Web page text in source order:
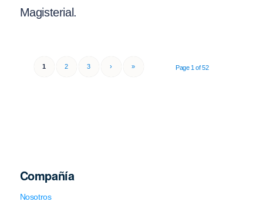
Magisterial.
Page 1 of 52
1 2 3 › »
Compañía
Nosotros